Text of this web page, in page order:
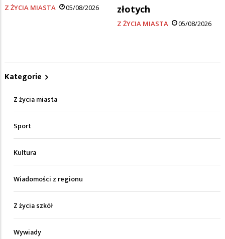
Z ŻYCIA MIASTA 05/08/2026
złotych
Z ŻYCIA MIASTA 05/08/2026
Kategorie
Z życia miasta
Sport
Kultura
Wiadomości z regionu
Z życia szkół
Wywiady